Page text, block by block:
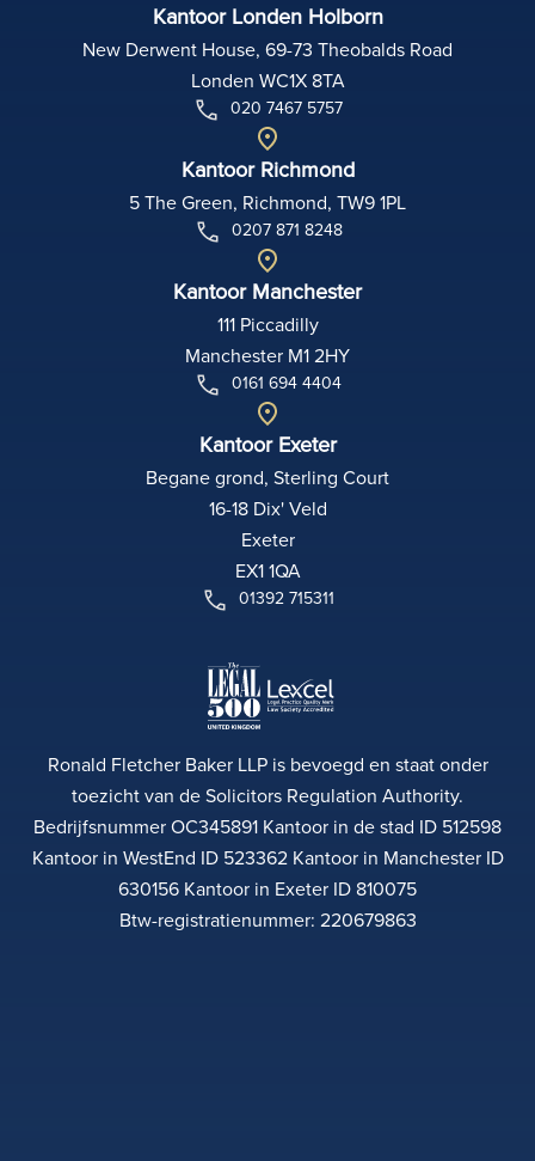
Kantoor Londen Holborn
New Derwent House, 69-73 Theobalds Road
Londen WC1X 8TA
020 7467 5757
Kantoor Richmond
5 The Green, Richmond, TW9 1PL
0207 871 8248
Kantoor Manchester
111 Piccadilly
Manchester M1 2HY
0161 694 4404
Kantoor Exeter
Begane grond, Sterling Court
16-18 Dix' Veld
Exeter
EX1 1QA
01392 715311
Ronald Fletcher Baker LLP is bevoegd en staat onder
toezicht van de Solicitors Regulation Authority.
Bedrijfsnummer OC345891 Kantoor in de stad ID 512598
Kantoor in WestEnd ID 523362 Kantoor in Manchester ID
630156 Kantoor in Exeter ID 810075
Btw-registratienummer: 220679863